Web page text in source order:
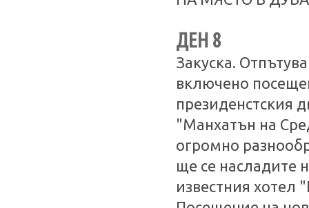
ДЕН 8
Закуска.
включено
президенстския
"Манхатън на
огромно
ще се насладите
известния хотел